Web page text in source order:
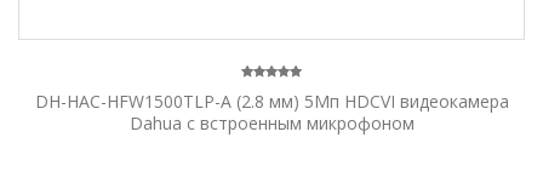
DH-HAC-HFW1500TLP-A (2.8 мм) 5Мп HDCVI видеокамера
Dahua с встроенным микрофоном